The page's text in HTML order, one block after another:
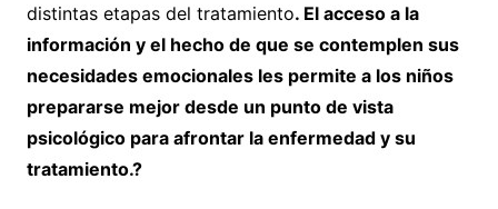
distintas etapas del tratamiento. El acceso a la
información y el hecho de que se contemplen sus
necesidades emocionales les permite a los niños
prepararse mejor desde un punto de vista
psicológico para afrontar la enfermedad y su
tratamiento.?